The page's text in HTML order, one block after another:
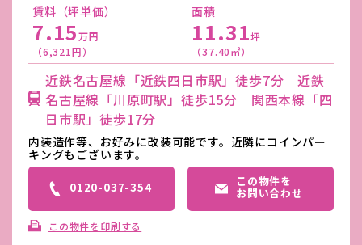
賃料（坪単価）
7.15万円
（6,321円）
面積
11.31坪
（37.40㎡）
近鉄名古屋線「近鉄四日市駅」徒歩7分 近鉄
名古屋線「川原町駅」徒歩15分 関西本線「四
日市駅」徒歩17分
内装造作等、お好みに改装可能です。近隣にコインパー
キングもございます。
0120-037-354 この物件を
お問い合わせ
この物件を印刷する